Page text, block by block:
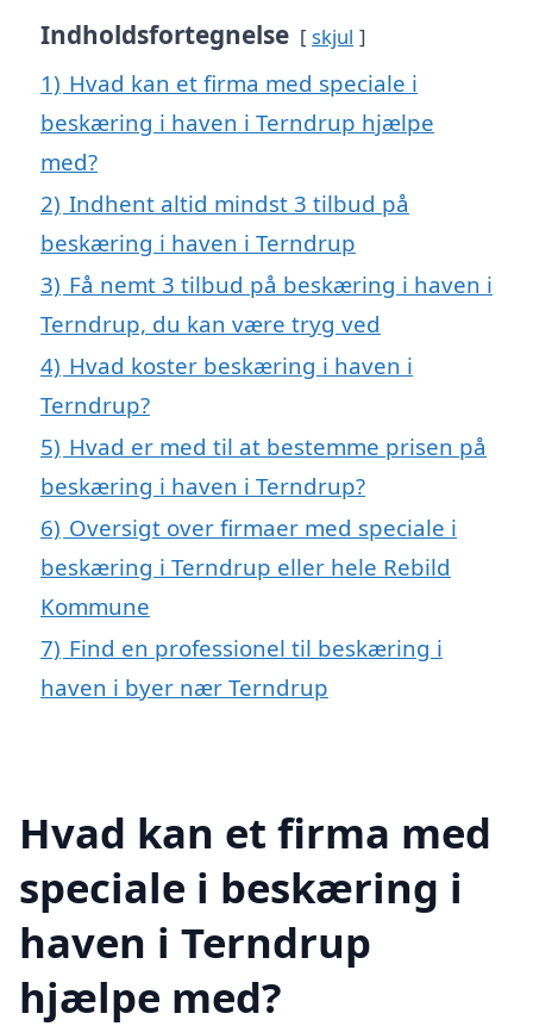
Indholdsfortegnelse skjul
1) Hvad kan et firma med speciale i
beskæring i haven i Terndrup hjælpe
med?
2) Indhent altid mindst 3 tilbud på
beskæring i haven i Terndrup
3) Få nemt 3 tilbud på beskæring i haven i
Terndrup, du kan være tryg ved
4) Hvad koster beskæring i haven i
Terndrup?
5) Hvad er med til at bestemme prisen på
beskæring i haven i Terndrup?
6) Oversigt over firmaer med speciale i
beskæring i Terndrup eller hele Rebild
Kommune
7) Find en professionel til beskæring i
haven i byer nær Terndrup
Hvad kan et firma med
speciale i beskæring i
haven i Terndrup
hjælpe med?